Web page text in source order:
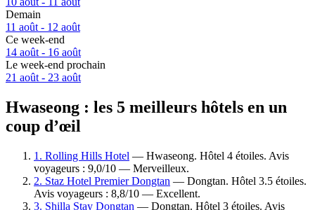
Demain
11 août - 12 août
Ce week-end
14 août - 16 août
Le week-end prochain
21 août - 23 août
Hwaseong : les 5 meilleurs hôtels en un
coup d’œil
1. Rolling Hills Hotel — Hwaseong. Hôtel 4 étoiles. Avis
voyageurs : 9,0/10 — Merveilleux.
2. Staz Hotel Premier Dongtan — Dongtan. Hôtel 3.5 étoiles.
Avis voyageurs : 8,8/10 — Excellent.
3. Shilla Stay Dongtan — Dongtan. Hôtel 3 étoiles. Avis